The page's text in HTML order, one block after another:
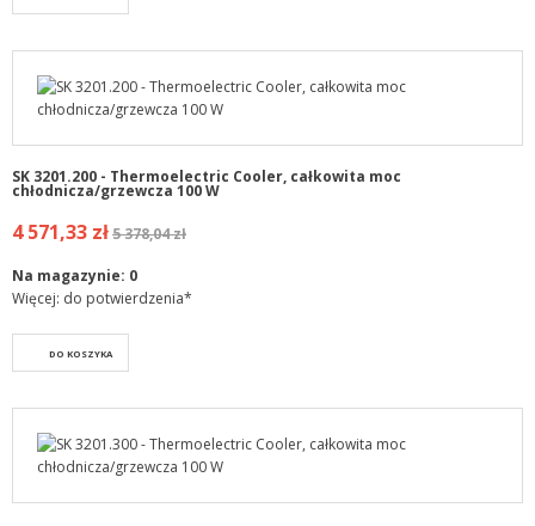
SK 3201.200 - Thermoelectric Cooler, całkowita moc
chłodnicza/grzewcza 100 W
4 571,33 zł5 378,04 zł
Na magazynie: 0
Więcej: do potwierdzenia*
DO KOSZYKA